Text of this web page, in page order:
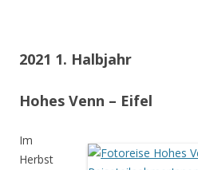
2021 1. Halbjahr
Hohes Venn – Eifel
Im
Herbst